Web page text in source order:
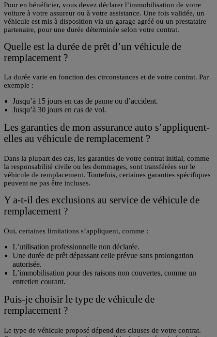
Pour en bénéficier, vous devez déclarer l’immobilisation de votre
voiture à votre assureur ou à votre assistance. Une fois validée, un
véhicule est mis à disposition via un garage agréé ou un prestataire
partenaire, pour une durée déterminée selon votre contrat.
Quelle est la durée de prêt d’un véhicule de
remplacement ?
La durée varie en fonction des circonstances et de votre contrat. Par
exemple :
Jusqu’à 15 jours en cas de panne ou d’accident.
Jusqu’à 30 jours en cas de vol.
Les garanties de mon assurance auto s’appliquent-
elles au véhicule de remplacement ?
Dans la plupart des cas, les garanties de votre contrat initial, comme
la responsabilité civile ou les dommages, sont transférées sur le
véhicule de remplacement. Toutefois, certaines garanties spécifiques
peuvent ne pas être incluses.
Y a-t-il des exclusions au service de véhicule de
remplacement ?
Oui, certaines limitations s’appliquent, comme :
L’utilisation professionnelle non déclarée.
Une durée de prêt dépassant celle prévue sans prolongation
autorisée.
L’immobilisation pour des raisons non couvertes, comme un
entretien courant.
Puis-je choisir le type de véhicule de
remplacement ?
Le type de véhicule proposé dépend des clauses de votre contrat.